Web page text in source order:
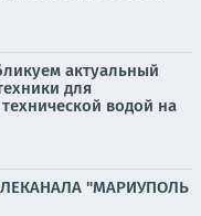
актуальный
для
водой на
"МАРИУПОЛЬ